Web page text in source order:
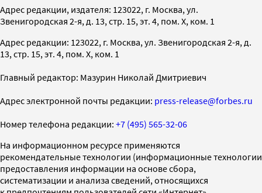
Адрес редакции, издателя: 123022, г. Москва, ул.
Звенигородская 2-я, д. 13, стр. 15, эт. 4, пом. X, ком. 1
Адрес редакции: 123022, г. Москва, ул. Звенигородская 2-я, д.
13, стр. 15, эт. 4, пом. X, ком. 1
Главный редактор: Мазурин Николай Дмитриевич
Адрес электронной почты редакции: press-release@forbes.ru
Номер телефона редакции: +7 (495) 565-32-06
На информационном ресурсе применяются
рекомендательные технологии (информационные технологии
предоставления информации на основе сбора,
систематизации и анализа сведений, относящихся